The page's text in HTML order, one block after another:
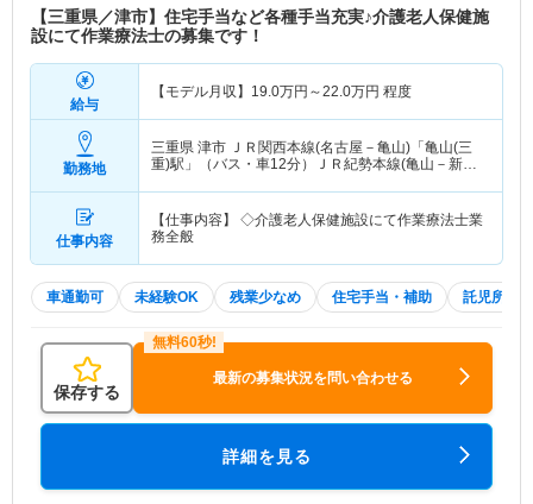
【三重県／津市】住宅手当など各種手当充実♪介護老人保健施
設にて作業療法士の募集です！
給与
【モデル月収】 19.0万円～22.0万円 程度
勤務地
三重県 津市 ＪＲ関西本線(名古屋－亀山)「亀山(三
重)駅」（バス・車12分）ＪＲ紀勢本線(亀山－新宮)
仕事内容
【仕事内容】 ◇介護老人保健施設にて作業療法士業
務全般
車通勤可 未経験OK 残業少なめ 住宅手当・補助 託児所・
保存する
最新の募集状況を問い合わせる
詳細を見る